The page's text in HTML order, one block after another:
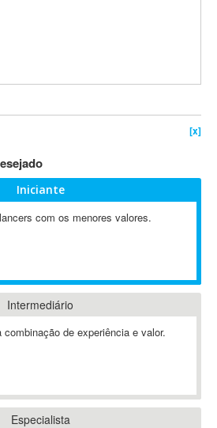
[x]
Iniciante
com os menores valores.
Intermediário
de experiência e valor.
Especialista